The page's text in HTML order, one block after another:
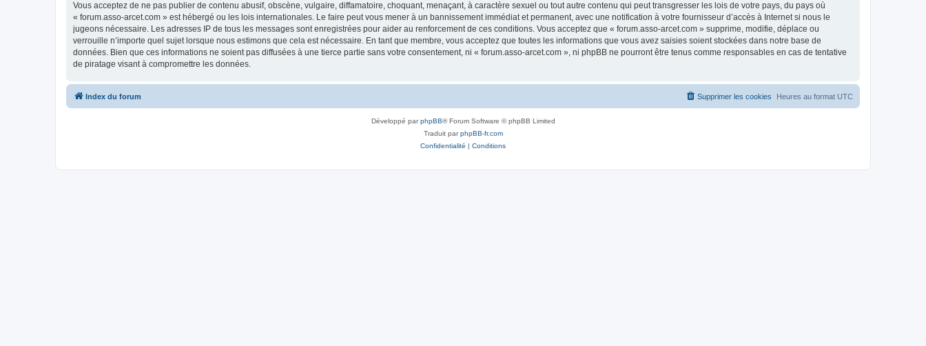
Vous acceptez de ne pas publier de contenu abusif, obscène, vulgaire, diffamatoire, choquant, menaçant, à caractère sexuel ou tout autre contenu qui peut transgresser les lois de votre pays, du pays où
« forum.asso-arcet.com » est hébergé ou les lois internationales. Le faire peut vous mener à un bannissement immédiat et permanent, avec une notification à votre fournisseur d’accès à Internet si nous le
jugeons nécessaire. Les adresses IP de tous les messages sont enregistrées pour aider au renforcement de ces conditions. Vous acceptez que « forum.asso-arcet.com » supprime, modifie, déplace ou
verrouille n’importe quel sujet lorsque nous estimons que cela est nécessaire. En tant que membre, vous acceptez que toutes les informations que vous avez saisies soient stockées dans notre base de
données. Bien que ces informations ne soient pas diffusées à une tierce partie sans votre consentement, ni « forum.asso-arcet.com », ni phpBB ne pourront être tenus comme responsables en cas de tentative
de piratage visant à compromettre les données.
Index du forum Heures au format UTC
Supprimer les cookies
Développé parphpBB® Forum Software © phpBB Limited
Traduit parphpBB-fr.com
Confidentialité | Conditions